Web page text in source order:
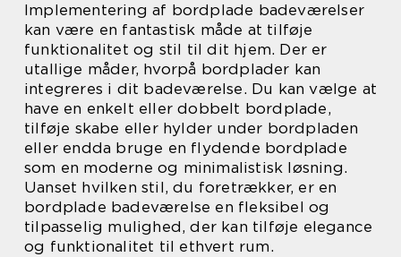
Implementering af bordplade badeværelser
kan være en fantastisk måde at tilføje
funktionalitet og stil til dit hjem. Der er
utallige måder, hvorpå bordplader kan
integreres i dit badeværelse. Du kan vælge at
have en enkelt eller dobbelt bordplade,
tilføje skabe eller hylder under bordpladen
eller endda bruge en flydende bordplade
som en moderne og minimalistisk løsning.
Uanset hvilken stil, du foretrækker, er en
bordplade badeværelse en fleksibel og
tilpasselig mulighed, der kan tilføje elegance
og funktionalitet til ethvert rum.